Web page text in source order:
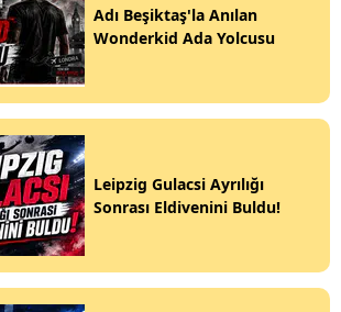
Adı Beşiktaş'la Anılan
Wonderkid Ada Yolcusu
Leipzig Gulacsi Ayrılığı
Sonrası Eldivenini Buldu!